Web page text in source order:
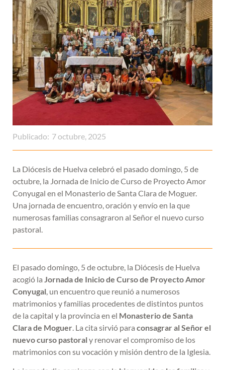
Publicado: 7 octubre, 2025
La Diócesis de Huelva celebró el pasado domingo, 5 de
octubre, la Jornada de Inicio de Curso de Proyecto Amor
Conyugal en el Monasterio de Santa Clara de Moguer.
Una jornada de encuentro, oración y envío en la que
numerosas familias consagraron al Señor el nuevo curso
pastoral.
El pasado domingo, 5 de octubre, la Diócesis de Huelva
acogió la Jornada de Inicio de Curso de Proyecto Amor
Conyugal , un encuentro que reunió a numerosos
matrimonios y familias procedentes de distintos puntos
de la capital y la provincia en el Monasterio de Santa
Clara de Moguer . La cita sirvió para consagrar al Señor el
nuevo curso pastoraly renovar el compromiso de los
matrimonios con su vocación y misión dentro de la Iglesia.